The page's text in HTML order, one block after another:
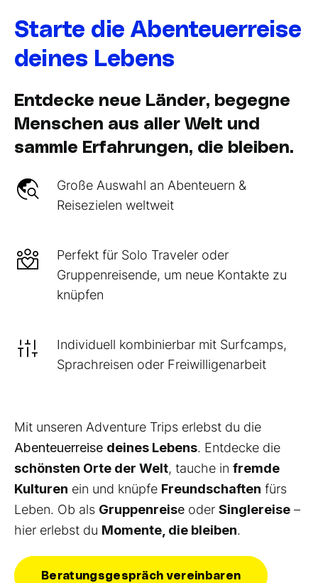
Starte die Abenteuerreise
deines Lebens
Entdecke neue Länder, begegne
Menschen aus aller Welt und
sammle Erfahrungen, die bleiben.
Große Auswahl an Abenteuern &
Reisezielen weltweit
Perfekt für Solo Traveler oder
Gruppenreisende, um neue Kontakte zu
knüpfen
Individuell kombinierbar mit Surfcamps,
Sprachreisen oder Freiwilligenarbeit
Mit unseren Adventure Trips erlebst du die
Abenteuerreise deines Lebens. Entdecke die
schönsten Orte der Welt, tauche in fremde
Kulturen ein und knüpfe Freundschaften fürs
Leben. Ob als Gruppenreise oder Singlereise –
hier erlebst du Momente, die bleiben.
Beratungsgespräch vereinbaren